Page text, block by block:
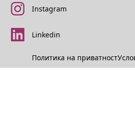
Instagram
Linkedin
Политика на приватност